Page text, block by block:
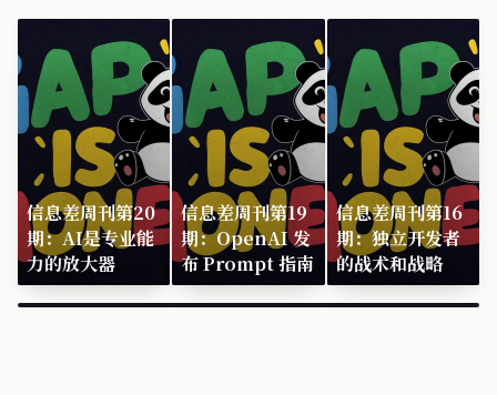
信息差周刊第20
期：AI是专业能
力的放大器
信息差周刊第19
期：OpenAI 发
布 Prompt 指南
信息差周刊第16
期：独立开发者
的战术和战略